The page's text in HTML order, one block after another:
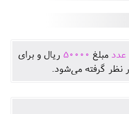
عدد مبلغ 50000 ريال و برای
نظر گرفته می‌شود.